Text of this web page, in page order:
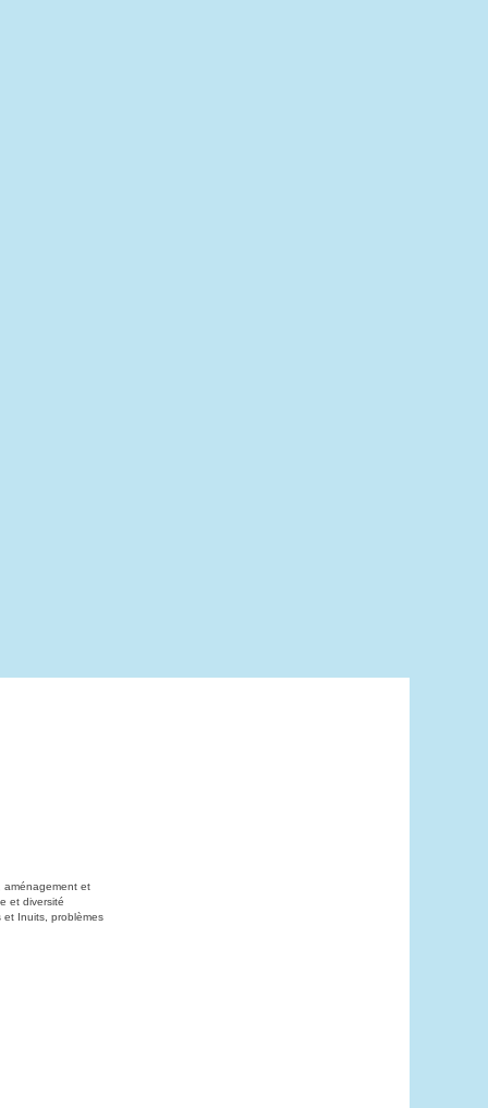
aménagement et
et diversité
et Inuits, problèmes